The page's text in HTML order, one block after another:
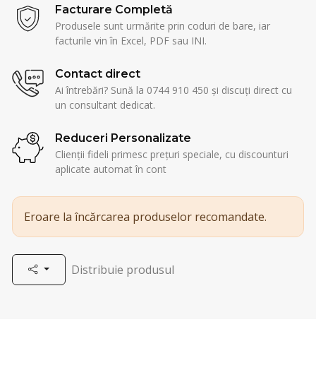
Facturare Completă
Produsele sunt urmărite prin coduri de bare, iar
facturile vin în Excel, PDF sau INI.
Contact direct
Ai întrebări? Sună la 0744 910 450 și discuți direct cu
un consultant dedicat.
Reduceri Personalizate
Clienții fideli primesc prețuri speciale, cu discounturi
aplicate automat în cont
Eroare la încărcarea produselor recomandate.
Distribuie produsul